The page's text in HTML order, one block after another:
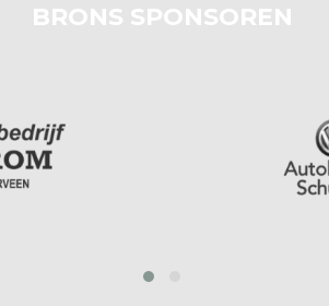
BRONS SPONSOREN
prev